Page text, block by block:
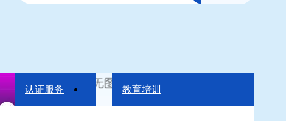
认证服务 教育培训